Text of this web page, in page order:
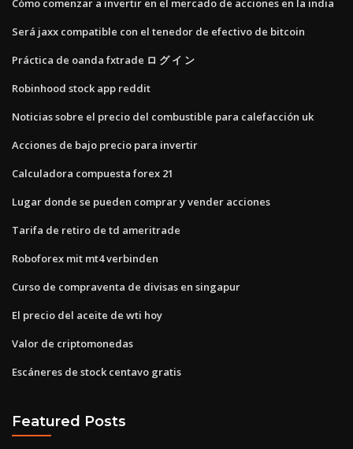
Cómo comenzar a invertir en el mercado de acciones en la india
Será jaxx compatible con el tenedor de efectivo de bitcoin
Práctica de oanda fxtrade ロ グ イ ン
Robinhood stock app reddit
Noticias sobre el precio del combustible para calefacción uk
Acciones de bajo precio para invertir
Calculadora compuesta forex 21
Lugar donde se pueden comprar y vender acciones
Tarifa de retiro de td ameritrade
Roboforex mit mt4 verbinden
Curso de compraventa de divisas en singapur
El precio del aceite de wti hoy
Valor de criptomonedas
Escáneres de stock centavo gratis
Featured Posts